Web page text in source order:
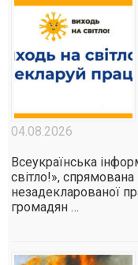
04.08.2026
Всеукраїнська
світло!»,
незадекларованої
громадян …